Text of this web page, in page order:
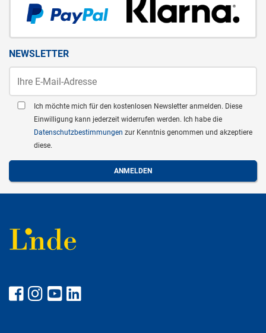
NEWSLETTER
Ich möchte mich für den kostenlosen Newsletter anmelden. Diese
Einwilligung kann jederzeit widerrufen werden. Ich habe die
Datenschutzbestimmungen zur Kenntnis genommen und akzeptiere
diese.